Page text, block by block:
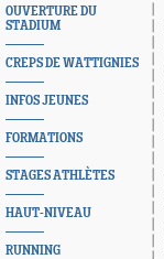
OUVERTURE DU
STADIUM
CREPS DE WATTIGNIES
INFOS JEUNES
FORMATIONS
STAGES ATHLÈTES
HAUT-NIVEAU
RUNNING